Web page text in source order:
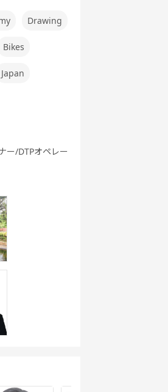
ワーホリ英会
話 基礎
Drawing
Bikes
Japan
ー/DTPオペレー